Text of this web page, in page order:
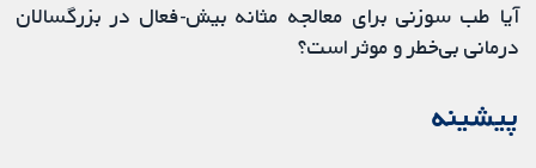
آیا طب سوزنی برای معالجه مثانه بیش-فعال در بزرگسالان
درمانی بی‌خطر و موثر است؟
پیشینه